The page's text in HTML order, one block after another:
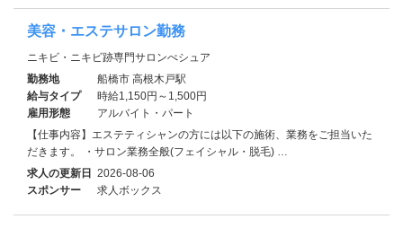
美容・エステサロン勤務
ニキビ・ニキビ跡専門サロンぺシュア
勤務地
船橋市 高根木戸駅
給与タイプ
時給1,150円～1,500円
雇用形態
アルバイト・パート
【仕事内容】エステティシャンの方には以下の施術、業務をご担当いた
だきます。 ・サロン業務全般(フェイシャル・脱毛) …
求人の更新日 2026-08-06
スポンサー
求人ボックス